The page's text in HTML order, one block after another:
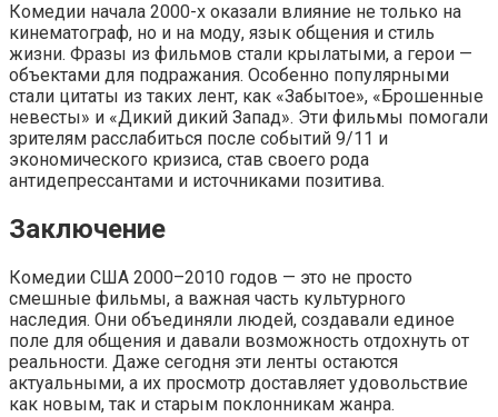
Комедии начала 2000-х оказали влияние не только на
кинематограф, но и на моду, язык общения и стиль
жизни. Фразы из фильмов стали крылатыми, а герои —
объектами для подражания. Особенно популярными
стали цитаты из таких лент, как «Забытое», «Брошенные
невесты» и «Дикий дикий Запад». Эти фильмы помогали
зрителям расслабиться после событий 9/11 и
экономического кризиса, став своего рода
антидепрессантами и источниками позитива.
Заключение
Комедии США 2000–2010 годов — это не просто
смешные фильмы, а важная часть культурного
наследия. Они объединяли людей, создавали единое
поле для общения и давали возможность отдохнуть от
реальности. Даже сегодня эти ленты остаются
актуальными, а их просмотр доставляет удовольствие
как новым, так и старым поклонникам жанра.